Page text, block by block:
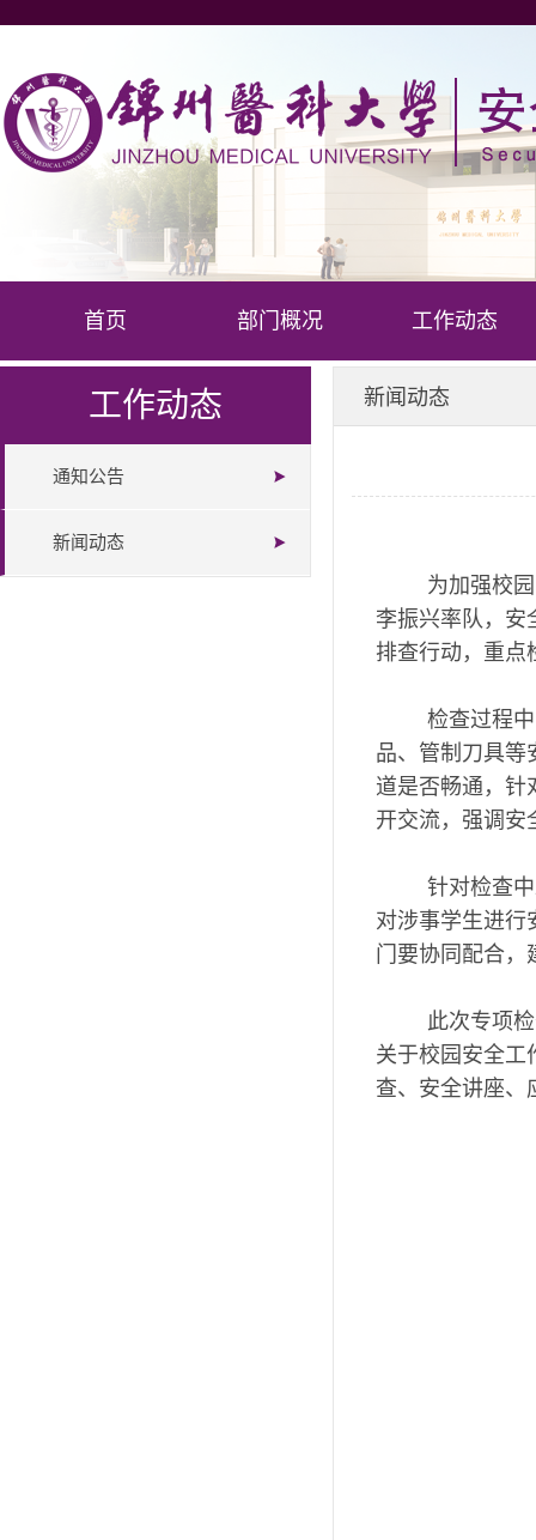
首页 部门概况 工作动态
工作动态
通知公告
新闻动态
新闻动态
为加强校
李振兴率队，安
排查行动，重点
检查过程
品、管制刀具等
道是否畅通，针
开交流，强调安
针对检查
对涉事学生进行
门要协同配合，
此次专项
关于校园安全工
查、安全讲座、